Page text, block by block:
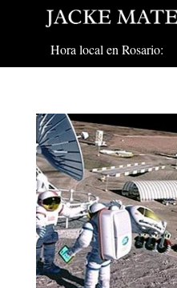
Hora local en Rosario: